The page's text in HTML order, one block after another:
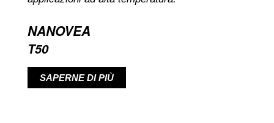
NANOVEA
T50
SAPERNE DI PIÙ